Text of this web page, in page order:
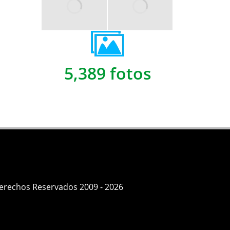
5,389 fotos
Reservados 2009 - 2026